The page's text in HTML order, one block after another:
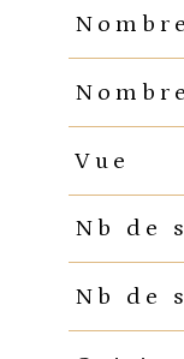
Vue
Nb de
Nb de